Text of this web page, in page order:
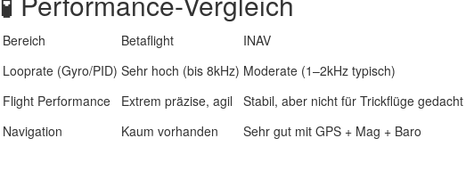
Bereich Betaflight
INAV
Looprate (Gyro/PID) Sehr hoch (bis 8kHz) Moderate (1–2kHz typisch)
Flight Performance
Extrem präzise, agil
Stabil, aber nicht für Trickflüge gedacht
Navigation
Kaum vorhanden Sehr gut mit GPS + Mag + Baro